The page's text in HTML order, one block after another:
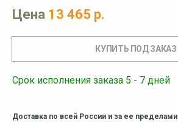
Цена 13 465 р.
Срок исполнения заказа 5 - 7 дней
Доставка по всей России и за ее пределами